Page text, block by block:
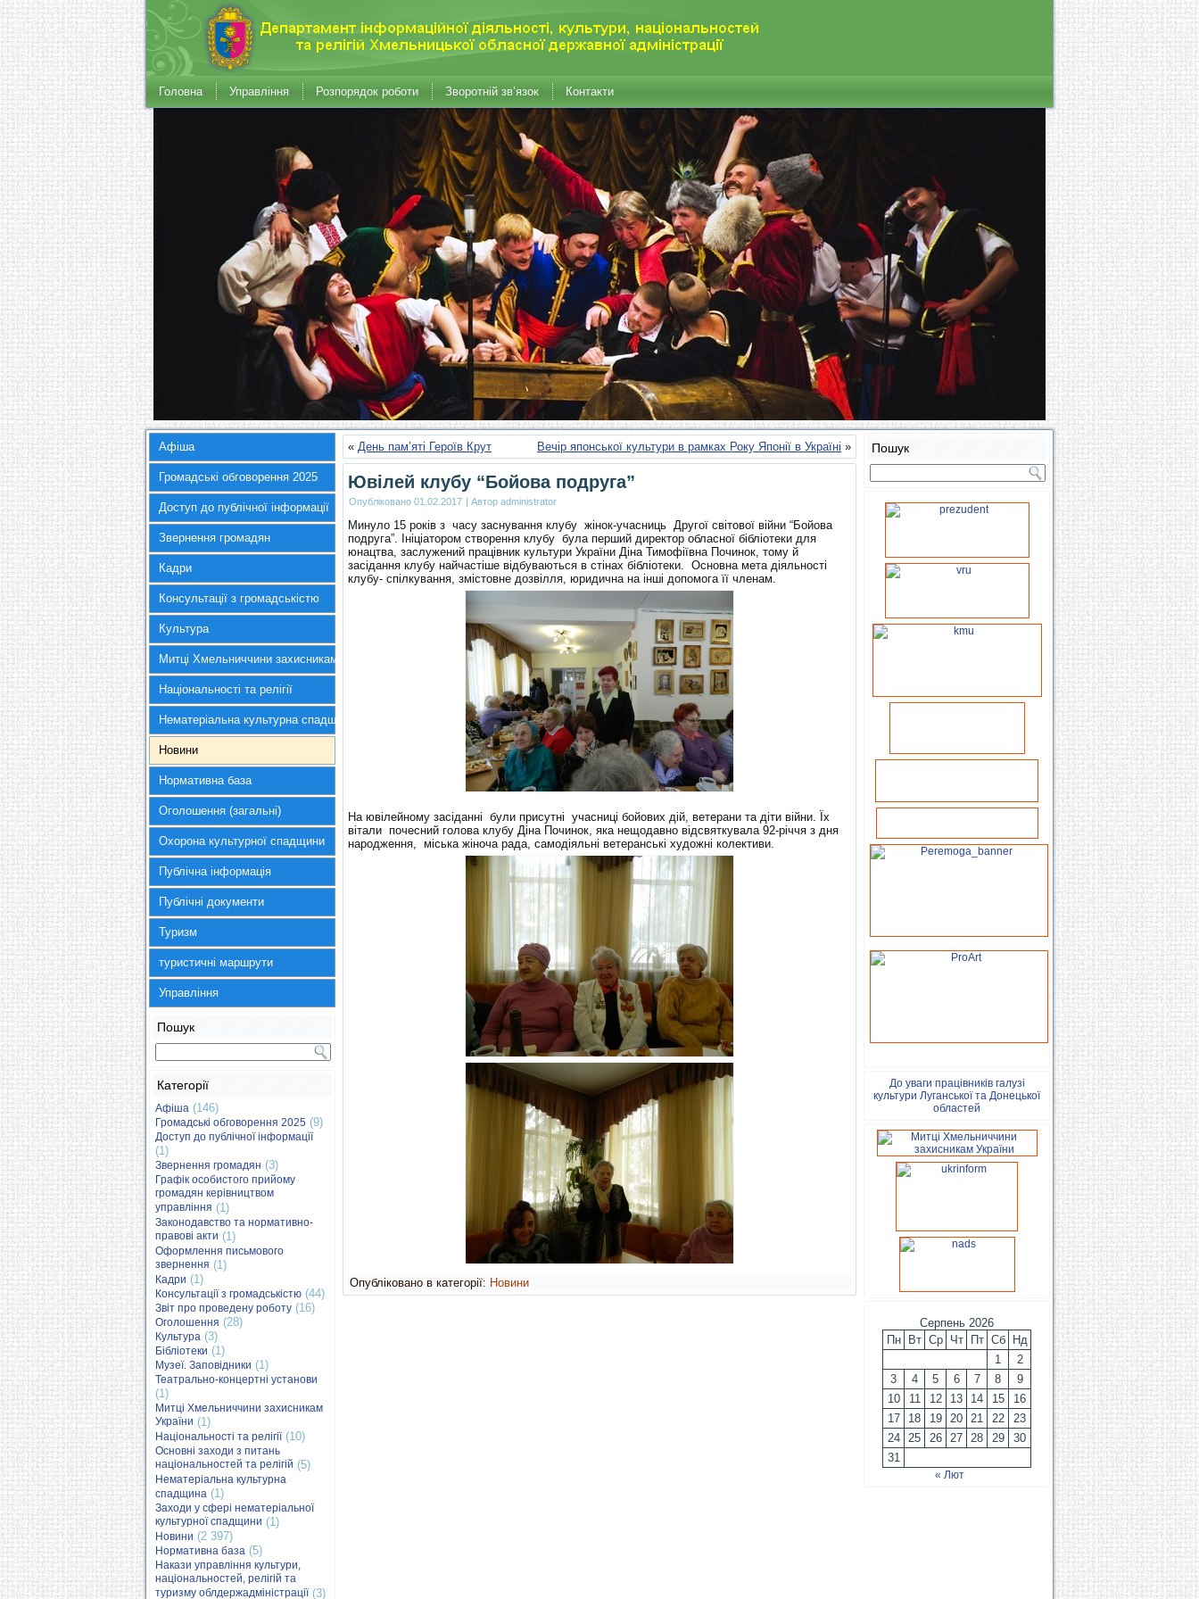
Головна Управління Розпорядок роботи Зворотній зв’язок Контакти
Афіша
Громадські обговорення 2025
Доступ до публічної інформації
Звернення громадян
Кадри
Консультації з громадськістю
Культура
Митці Хмельниччини захисникам України
Національності та релігії
Нематеріальна культурна спадщина
Новини
Нормативна база
Оголошення (загальні)
Охорона культурної спадщини
Публічна інформація
Публічні документи
Туризм
туристичні маршрути
Управління
Пошук
Категорії
Афіша (146)
Громадські обговорення 2025 (9)
Доступ до публічної інформації
(1)
Звернення громадян (3)
Графік особистого прийому
громадян керівництвом
управління (1)
Законодавство та нормативно-
правові акти (1)
Оформлення письмового
звернення (1)
Кадри (1)
Консультації з громадськістю (44)
Звіт про проведену роботу (16)
Оголошення (28)
Культура (3)
Бібліотеки (1)
Музеї. Заповідники (1)
Театрально-концертні установи
(1)
Митці Хмельниччини захисникам
України (1)
Національності та релігії(10)
Основні заходи з питань
національностей та релігій (5)
Нематеріальна культурна
спадщина (1)
Заходи у сфері нематеріальної
культурної спадщини (1)
Новини (2 397)
Нормативна база (5)
Накази управління культури,
національностей, релігій та
туризму облдержадміністрації(3)
« День пам’яті Героїв Крут Вечір японської культури в рамках Року Японії в Україні »
Ювілей клубу “Бойова подруга”
Опубліковано 01.02.2017 | Автор administrator
Минуло 15 років з часу заснування клубу жінок-учасниць Другої світової війни “Бойова
подруга”. Ініціатором створення клубу була перший директор обласної бібліотеки для
юнацтва, заслужений працівник культури України Діна Тимофіївна Починок, тому й
засідання клубу найчастіше відбуваються в стінах бібліотеки. Основна мета діяльності
клубу- спілкування, змістовне дозвілля, юридична на інші допомога її членам.
На ювілейному засіданні були присутні учасниці бойових дій, ветерани та діти війни. Їх
вітали почесний голова клубу Діна Починок, яка нещодавно відсвяткувала 92-річчя з дня
народження, міська жіноча рада, самодіяльні ветеранські художні колективи.
Опубліковано в категорії: Новини
Пошук
До уваги працівників галузі
культури Луганської та Донецької
областей
Серпень 2026
Пн
Вт Ср Чт Пт Сб
Нд
1
2
3
4 5 6 7 8
9
10
11 12 13 14 15
16
17
18 19 20 21 22
23
24
25 26 27 28 29
30
31
« Лют